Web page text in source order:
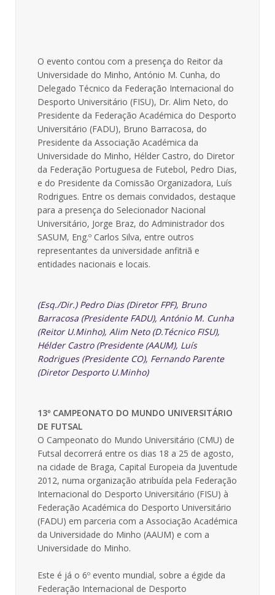
O evento contou com a presença do Reitor da
Universidade do Minho, António M. Cunha, do
Delegado Técnico da Federação Internacional do
Desporto Universitário (FISU), Dr. Alim Neto, do
Presidente da Federação Académica do Desporto
Universitário (FADU), Bruno Barracosa, do
Presidente da Associação Académica da
Universidade do Minho, Hélder Castro, do Diretor
da Federação Portuguesa de Futebol, Pedro Dias,
e do Presidente da Comissão Organizadora, Luís
Rodrigues. Entre os demais convidados, destaque
para a presença do Selecionador Nacional
Universitário, Jorge Braz, do Administrador dos
SASUM, Eng.º Carlos Silva, entre outros
representantes da universidade anfitriã e
entidades nacionais e locais.
(Esq./Dir.) Pedro Dias (Diretor FPF), Bruno
Barracosa (Presidente FADU), António M. Cunha
(Reitor U.Minho), Alim Neto (D.Técnico FISU),
Hélder Castro (Presidente (AAUM), Luís
Rodrigues (Presidente CO), Fernando Parente
(Diretor Desporto U.Minho)
13º CAMPEONATO DO MUNDO UNIVERSITÁRIO
DE FUTSAL
O Campeonato do Mundo Universitário (CMU) de
Futsal decorrerá entre os dias 18 a 25 de agosto,
na cidade de Braga, Capital Europeia da Juventude
2012, numa organização atribuída pela Federação
Internacional do Desporto Universitário (FISU) à
Federação Académica do Desporto Universitário
(FADU) em parceria com a Associação Académica
da Universidade do Minho (AAUM) e com a
Universidade do Minho.
Este é já o 6º evento mundial, sobre a égide da
Federação Internacional de Desporto